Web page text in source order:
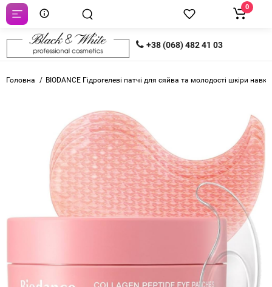
+38 (068) 482 41 03
0
Головна BIODANCE Гідрогелеві патчі для сяйва та молодості шкіри